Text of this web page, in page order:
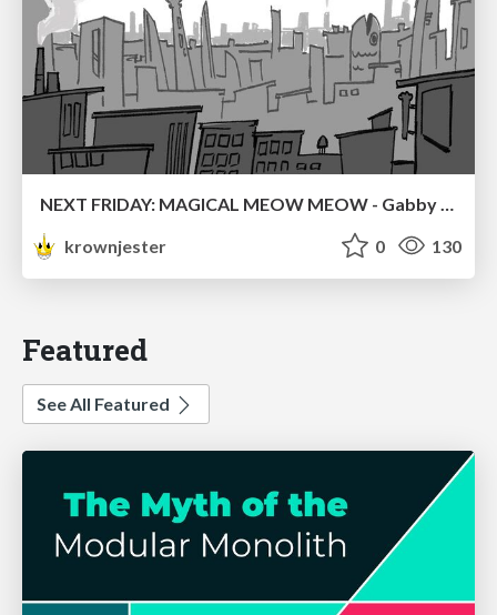
krownjester
0 130
Featured
See All Featured